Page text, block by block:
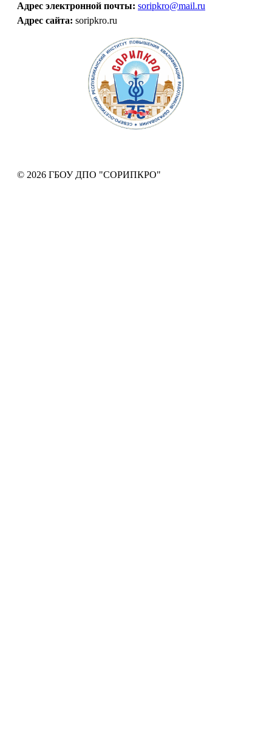
Адрес электронной почты: soripkro@mail.ru
Адрес сайта: soripkro.ru
© 2026 ГБОУ ДПО "СОРИПКРО"